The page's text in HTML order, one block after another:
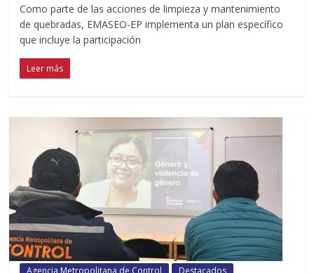
Como parte de las acciones de limpieza y mantenimiento
de quebradas, EMASEO-EP implementa un plan específico
que incluye la participación
Leer más
Agencia Metropolitana de Control Destacados